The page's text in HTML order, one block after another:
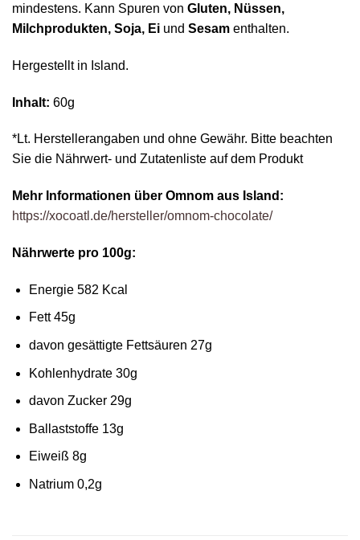
mindestens. Kann Spuren von Gluten, Nüssen,
Milchprodukten, Soja, Ei und Sesam enthalten.
Hergestellt in Island.
Inhalt: 60g
*Lt. Herstellerangaben und ohne Gewähr. Bitte beachten
Sie die Nährwert- und Zutatenliste auf dem Produkt
Mehr Informationen über Omnom aus Island:
https://xocoatl.de/hersteller/omnom-chocolate/
Nährwerte pro 100g:
Energie 582 Kcal
Fett 45g
davon gesättigte Fettsäuren 27g
Kohlenhydrate 30g
davon Zucker 29g
Ballaststoffe 13g
Eiweiß 8g
Natrium 0,2g